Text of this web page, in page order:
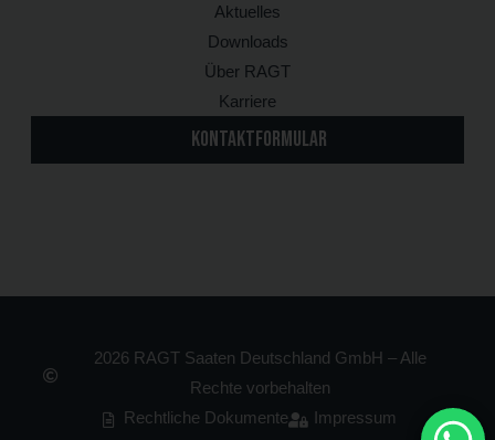
Aktuelles
Downloads
Über RAGT
Karriere
KONTAKTFORMULAR
2026 RAGT Saaten Deutschland GmbH – Alle
Rechte vorbehalten
Rechtliche Dokumente
Impressum